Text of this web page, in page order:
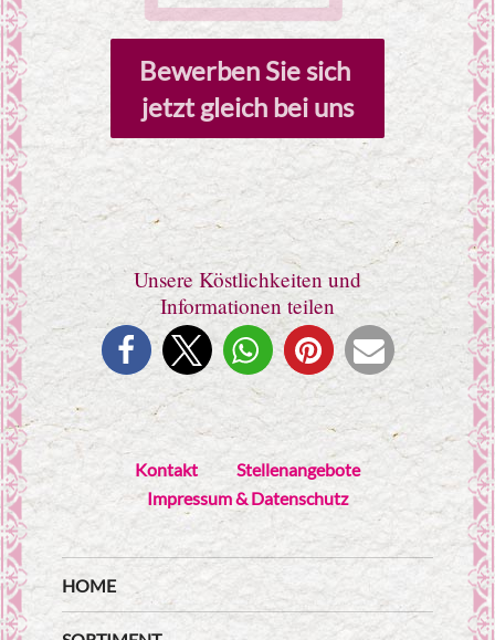
Bewerben Sie sich
jetzt gleich bei uns
Unsere Köstlichkeiten und
Informationen teilen
Kontakt
Stellenangebote
Impressum & Datenschutz
HOME